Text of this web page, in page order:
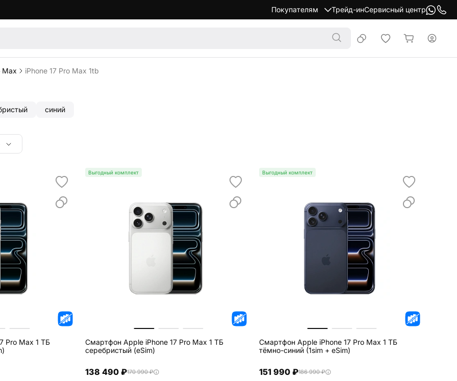
Покупателям Трейд-инСервисный центр
Max iPhone 17 Pro Max 1tb
синий
Pro Max 1 ТБ
Выгодный комплект
Смартфон Apple iPhone 17 Pro Max 1 ТБ
серебристый (eSim)
138 490 ₽170 990 ₽
Выгодный комплект
Смартфон Apple iPhone 17 Pro Max 1 ТБ
тёмно-синий (1sim + eSim)
151 990 ₽186 990 ₽